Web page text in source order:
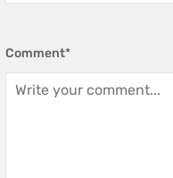
Comment*